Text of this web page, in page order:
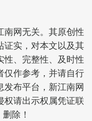
南网无关。其原创性
证实，对本文以及其
性、完整性、及时性
仅作参考，并请自行
布平台，新江南网
权请出示权属凭证联
除！